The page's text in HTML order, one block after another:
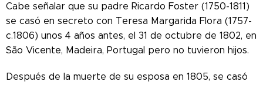
Cabe señalar que su padre Ricardo Foster (1750-1811)
se casó en secreto con Teresa Margarida Flora (1757-
c.1806) unos 4 años antes, el 31 de octubre de 1802, en
São Vicente, Madeira, Portugal pero no tuvieron hijos.
Después de la muerte de su esposa en 1805, se casó